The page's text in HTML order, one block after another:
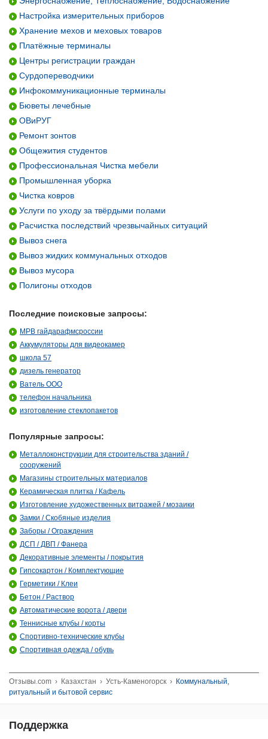
Настройка измерительных приборов
Хранение мехов и меховых товаров
Платёжные терминалы
Центры регистрации граждан
Сурдопереводчики
Инфокоммуникационные терминалы
Бюветы лечебные
ОВиРУГ
Ремонт зонтов
Общежития студентов
Профессиональная Чистка мебели
Промышленная уборка
Чистка ковров
Услуги по уходу за твёрдыми полами
Расчистка последствий чрезвычайных ситуаций
Вывоз снега
Вывоз жидких коммунальных отходов
Вывоз мусора
Полигоны отходов
Последние поисковые запросы:
МРВ гайдарафмсроссии
Аккумуляторы для видеокамер
школа 57
дизель генератор
Ватель ООО
телефон начальника
изготовление стеклопакетов
Популярные запросы:
Металлоконструкции для строительства зданий /
сооружений
Магазины строительных материалов
Керамическая плитка / Кафель
Изготовление художественных витражей / мозаики
Замки / Скобяные изделия
Заборы / Ограждения
ДСП / ДВП / Фанера
Декоративные элементы / покрытия
Гипсокартон / Комплектующие
Герметики / Клеи
Бетон / Раствор
Автоматические ворота / двери
Теннисные клубы / корты
Спортивно-технические клубы
Спортивная одежда / обувь
Отзывы.com › Казахстан › Усть-Каменогорск › Коммунальный,
ритуальный и бытовой сервис
Поддержка